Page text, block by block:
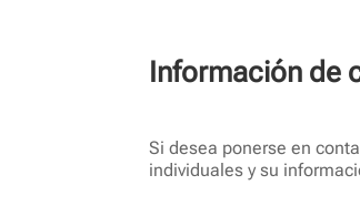
Información de
Si desea ponerse en
individuales y su